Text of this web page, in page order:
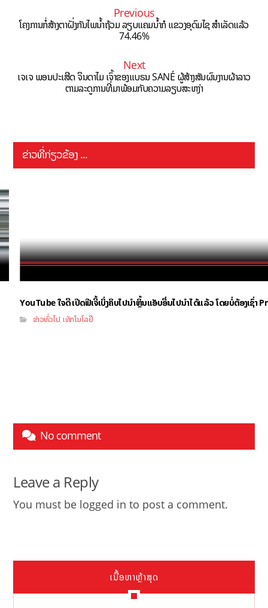
Previous
ໂຄງການກໍ່ສ້າງຕາຝັ່ງກັນໄພນ້ຳຖ້ວມ ລຽບແຄມນ້ຳກໍ ແຂວງອຸດົມໄຊ ສຳເລັດແລ້ວ
74.46%
Next
ເຈເຈ ພອນປະເສີດ ຈິນດາໄມ ເຈົ້າຂອງແບຣນ SANÉ ຜູ້ສ້າງສັນຜົນງານຜ້າລາວ
ຕາມລະດູການທີ່ມາພ້ອມກັບຄວາມລຽບສະຫງ່າ
ຂ່າວທີ່ກ່ຽວຂ້ອງ ...
YouTube ໃຈດີ ເປີດຟີເຈີ້ເບິ່ງຄິບໄປນຳຫຼິ້ນແອັບອື່ນໄປນຳໄດ້ແລ້ວ ໂດຍບໍ່ຕ້ອງເຊົ່າ
ຂ່າວທົ່ວໄປ,ເທັກໂນໂລຢີ
No comment
Leave a Reply
You must be logged in to post a comment.
ເນື້ອຫາຫຼ້າສຸດ